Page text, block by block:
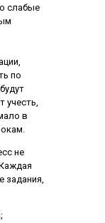
слабые
по
учесть,
в
не
задания,